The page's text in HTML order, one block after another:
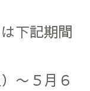
下記期間
〜５月６